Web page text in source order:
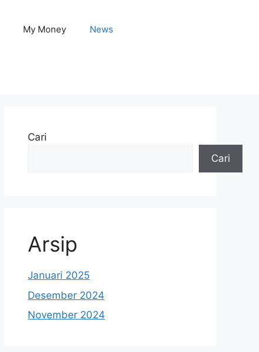
My Money News
Cari
Cari
Arsip
Januari 2025
Desember 2024
November 2024